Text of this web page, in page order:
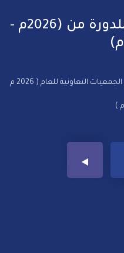
اعلان نتائج الانتخابات للدورة من (2026م -
إعلان نتائج انتخابات مجلس إدارة مجلس الجمعيات التعاونية للعام ( 2026 م